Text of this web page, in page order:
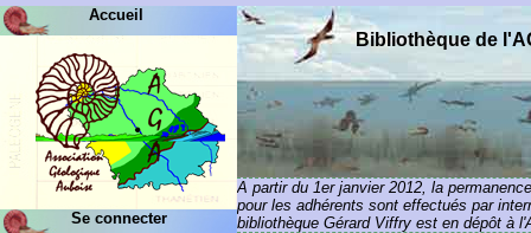
A partir du 1er janvier 2012, la
pour les adhérents sont effectués par
bibliothèque Gérard Viffry est en dépôt à
Bibliothèque de
Accueil
Se connecter